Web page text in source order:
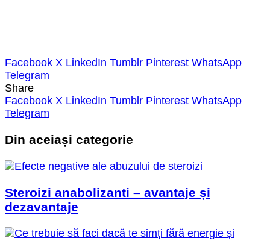
Facebook X LinkedIn Tumblr Pinterest WhatsApp
Telegram
Share
Facebook X LinkedIn Tumblr Pinterest WhatsApp
Telegram
Din aceiași categorie
Steroizi anabolizanti – avantaje și
dezavantaje